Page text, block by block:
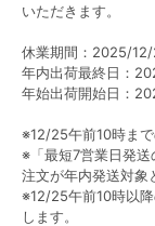
特定製品
品で、特
いただきます。
休業期間：2025/
年内出荷最終日：
年始出荷開始日：
※12/25午前10時まで
※「最短7営業日発
注文が年内発送対象
※12/25午前10時以
します。